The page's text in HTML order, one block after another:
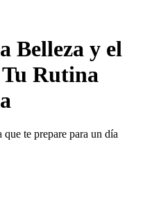
Belleza y el
Rutina